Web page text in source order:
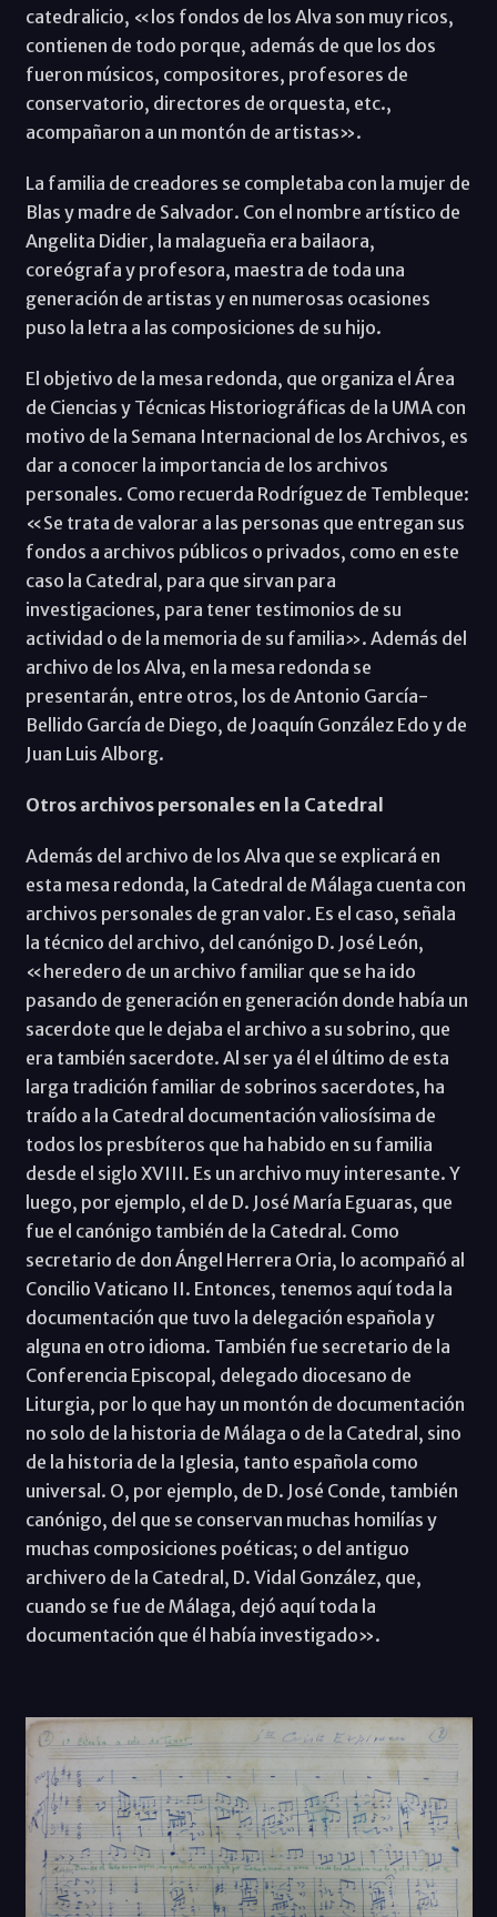
catedralicio, «los fondos de los Alva son muy ricos,
contienen de todo porque, además de que los dos
fueron músicos, compositores, profesores de
conservatorio, directores de orquesta, etc.,
acompañaron a un montón de artistas».
La familia de creadores se completaba con la mujer de
Blas y madre de Salvador. Con el nombre artístico de
Angelita Didier, la malagueña era bailaora,
coreógrafa y profesora, maestra de toda una
generación de artistas y en numerosas ocasiones
puso la letra a las composiciones de su hijo.
El objetivo de la mesa redonda, que organiza el Área
de Ciencias y Técnicas Historiográficas de la UMA con
motivo de la Semana Internacional de los Archivos, es
dar a conocer la importancia de los archivos
personales. Como recuerda Rodríguez de Tembleque:
«Se trata de valorar a las personas que entregan sus
fondos a archivos públicos o privados, como en este
caso la Catedral, para que sirvan para
investigaciones, para tener testimonios de su
actividad o de la memoria de su familia». Además del
archivo de los Alva, en la mesa redonda se
presentarán, entre otros, los de Antonio García-
Bellido García de Diego, de Joaquín González Edo y de
Juan Luis Alborg.
Otros archivos personales en la Catedral
Además del archivo de los Alva que se explicará en
esta mesa redonda, la Catedral de Málaga cuenta con
archivos personales de gran valor. Es el caso, señala
la técnico del archivo, del canónigo D. José León,
«heredero de un archivo familiar que se ha ido
pasando de generación en generación donde había un
sacerdote que le dejaba el archivo a su sobrino, que
era también sacerdote. Al ser ya él el último de esta
larga tradición familiar de sobrinos sacerdotes, ha
traído a la Catedral documentación valiosísima de
todos los presbíteros que ha habido en su familia
desde el siglo XVIII. Es un archivo muy interesante. Y
luego, por ejemplo, el de D. José María Eguaras, que
fue el canónigo también de la Catedral. Como
secretario de don Ángel Herrera Oria, lo acompañó al
Concilio Vaticano II. Entonces, tenemos aquí toda la
documentación que tuvo la delegación española y
alguna en otro idioma. También fue secretario de la
Conferencia Episcopal, delegado diocesano de
Liturgia, por lo que hay un montón de documentación
no solo de la historia de Málaga o de la Catedral, sino
de la historia de la Iglesia, tanto española como
universal. O, por ejemplo, de D. José Conde, también
canónigo, del que se conservan muchas homilías y
muchas composiciones poéticas; o del antiguo
archivero de la Catedral, D. Vidal González, que,
cuando se fue de Málaga, dejó aquí toda la
documentación que él había investigado».